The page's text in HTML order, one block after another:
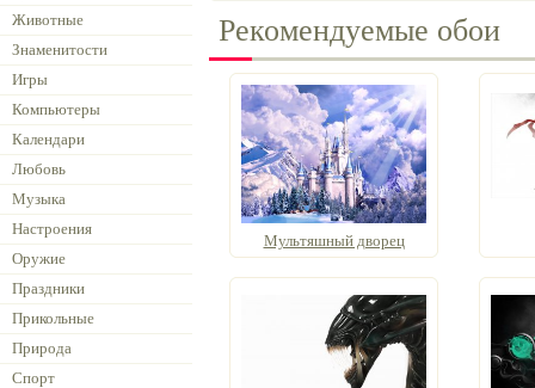
Животные
Знаменитости
Игры
Компьютеры
Календари
Любовь
Музыка
Настроения
Оружие
Праздники
Прикольные
Природа
Спорт
Рекомендуемые обои
Мультяшный дворец